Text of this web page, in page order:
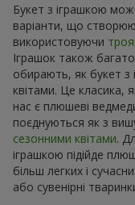
Букет з іграшкою
варіанти, що
використовуючи
Іграшок також
обирають, як букет з
квітами. Це класика,
нас є плюшеві
поєднуються як з
сезонними квітами.
іграшкою підійде
більш легких і
або сувенірні